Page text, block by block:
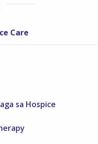
Care
sa Hospice